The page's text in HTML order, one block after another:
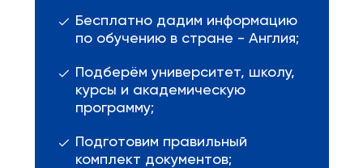
Бесплатно дадим информацию
по обучению в стране - Англия;
Подберём университет, школу,
курсы и академическую
программу;
Подготовим правильный
комплект документов;